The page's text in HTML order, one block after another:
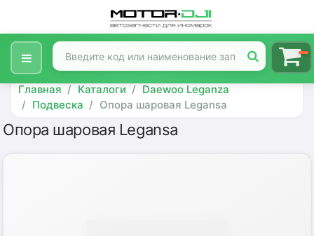
Главная Каталоги
Daewoo Leganza
Подвеска
Опора шаровая Legansa
Опора шаровая Legansa